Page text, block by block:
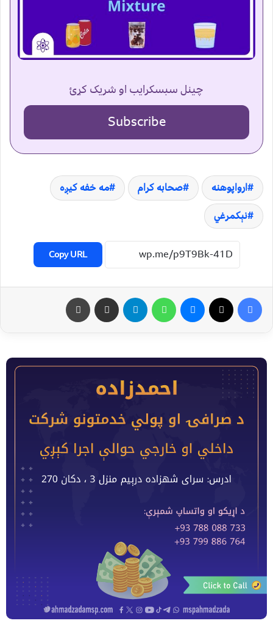
چینل سبسکرایب او شریک کړئ
Subscribe
ارواپوهنه صحابه کرام
مه خفه کیږه
نېکمرغي
Copy URL